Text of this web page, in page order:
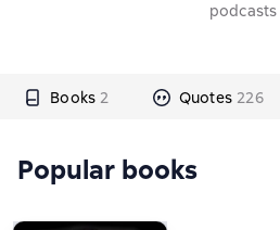
podcasts
Books 2 Quotes 226
Popular books